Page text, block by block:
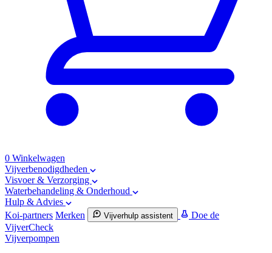
0 Winkelwagen
Vijverbenodigdheden
Visvoer & Verzorging
Waterbehandeling & Onderhoud
Hulp & Advies
Koi-partners Merken Vijverhulp assistent
Doe de
VijverCheck
Vijverpompen